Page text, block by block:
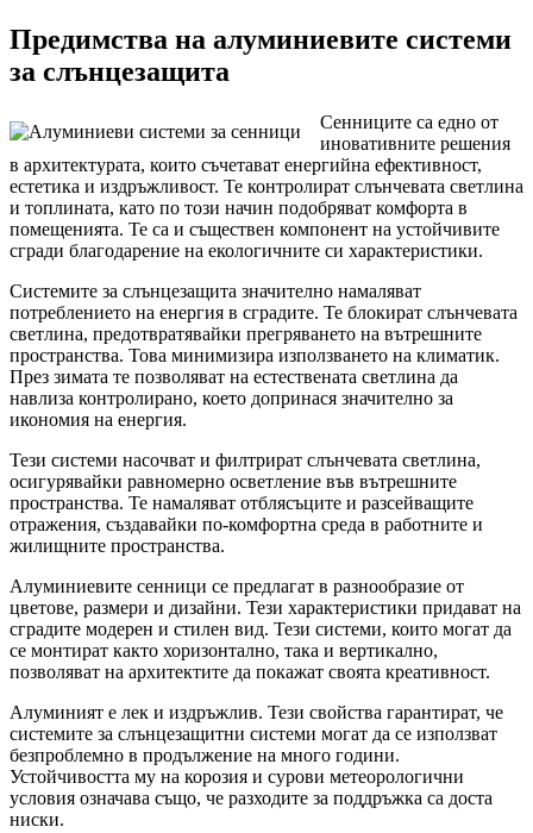
Предимства на алуминиевите системи
за слънцезащита
Сенниците са едно от
иновативните решения
в архитектурата, които съчетават енергийна ефективност,
естетика и издръжливост. Те контролират слънчевата светлина
и топлината, като по този начин подобряват комфорта в
помещенията. Те са и съществен компонент на устойчивите
сгради благодарение на екологичните си характеристики.
Системите за слънцезащита значително намаляват
потреблението на енергия в сградите. Те блокират слънчевата
светлина, предотвратявайки прегряването на вътрешните
пространства. Това минимизира използването на климатик.
През зимата те позволяват на естествената светлина да
навлиза контролирано, което допринася значително за
икономия на енергия.
Тези системи насочват и филтрират слънчевата светлина,
осигурявайки равномерно осветление във вътрешните
пространства. Те намаляват отблясъците и разсейващите
отражения, създавайки по-комфортна среда в работните и
жилищните пространства.
Алуминиевите сенници се предлагат в разнообразие от
цветове, размери и дизайни. Тези характеристики придават на
сградите модерен и стилен вид. Тези системи, които могат да
се монтират както хоризонтално, така и вертикално,
позволяват на архитектите да покажат своята креативност.
Алуминият е лек и издръжлив. Тези свойства гарантират, че
системите за слънцезащитни системи могат да се използват
безпроблемно в продължение на много години.
Устойчивостта му на корозия и сурови метеорологични
условия означава също, че разходите за поддръжка са доста
ниски.